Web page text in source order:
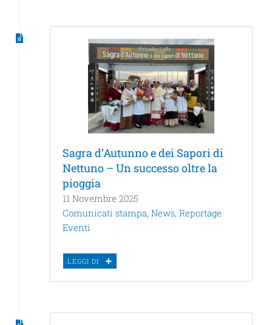
Sagra d’Autunno e dei Sapori di
Nettuno – Un successo oltre la
pioggia
11 Novembre 2025
Comunicati stampa,News,Reportage
Eventi
LEGGI DI